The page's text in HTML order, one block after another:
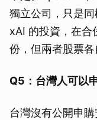
獨立公司，只是
xAI 的投資，在合
份，但兩者股票各
Q5：台灣人可以
台灣沒有公開申